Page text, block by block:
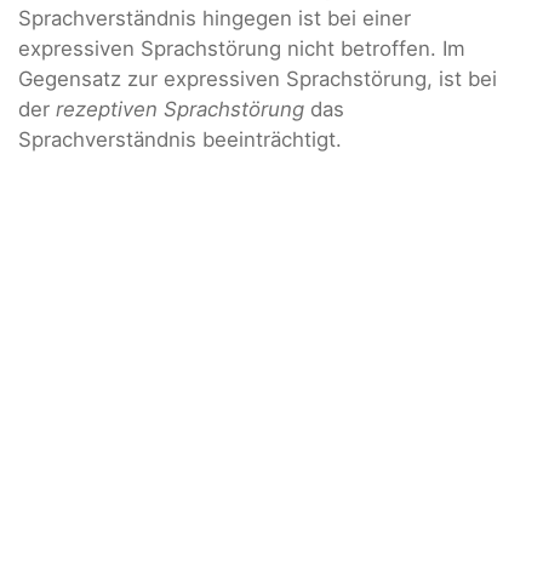
Sprachverständnis hingegen ist bei einer
expressiven Sprachstörung nicht betroffen. Im
Gegensatz zur expressiven Sprachstörung, ist bei
der rezeptiven Sprachstörung das
Sprachverständnis beeinträchtigt.